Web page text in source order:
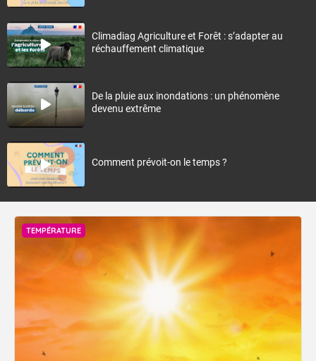
Climadiag Agriculture et Forêt : s’adapter au
réchauffement climatique
De la pluie aux inondations : un phénomène
devenu extrême
Comment prévoit-on le temps ?
TEMPÉRATURE